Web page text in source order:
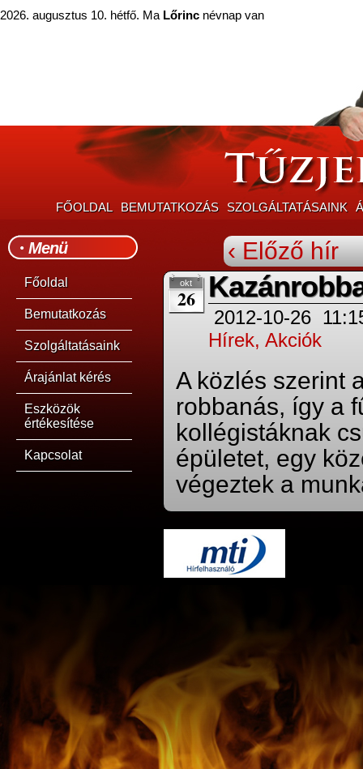
2026. augusztus 10. hétfő. Ma Lőrinc névnap van
FŐOLDAL BEMUTATKOZÁS SZOLGÁLTATÁSAINK
Menü
Főoldal
Bemutatkozás
Szolgáltatásaink
Árajánlat kérés
Eszközök
értékesítése
Kapcsolat
‹ Előző hír
okt
26
2012-10-26
Hírek, Akciók
A közlés szerint
robbanás, így a
kollégistáknak
épületet, egy
végeztek a